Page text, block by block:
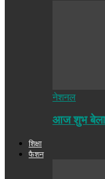
नेशनल
आज शुभ बेला
शिक्षा
फैशन